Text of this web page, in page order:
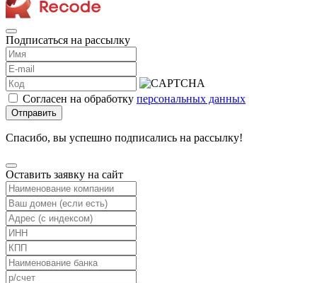
Подписаться на рассылку
Согласен на обработку персональных данных
Отправить
Спасибо, вы успешно подписались на рассылку!
Оставить заявку на сайт